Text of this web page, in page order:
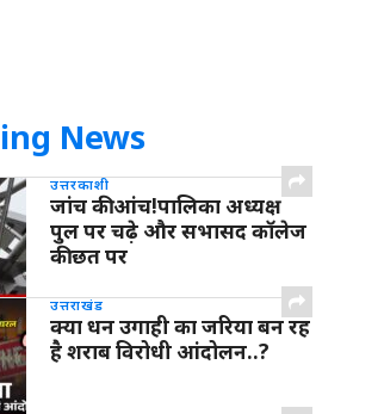
News
उत्तरकाशी
जांच की आंच!पालिका अध्यक्ष
पुल पर चढ़े और सभासद कॉलेज
की छत पर
उत्तराखंड
क्या धन उगाही का जरिया बन रह
है शराब विरोधी आंदोलन..?